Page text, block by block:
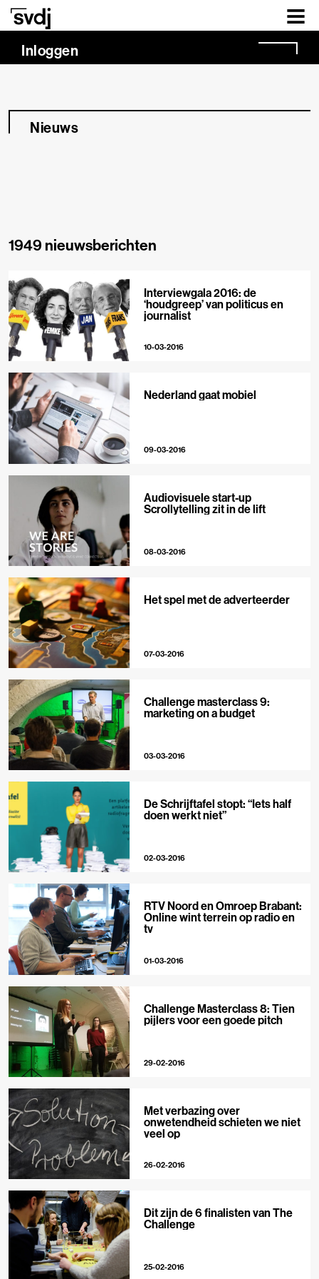
Naar hoofdinhoud
Inloggen
Nieuws
1949 nieuwsberichten
Interviewgala 2016: de
‘houdgreep’ van politicus en
journalist
10-03-2016
Nederland gaat mobiel
09-03-2016
Audiovisuele start-up
Scrollytelling zit in de lift
08-03-2016
Het spel met de adverteerder
07-03-2016
Challenge masterclass 9:
marketing on a budget
03-03-2016
De Schrijftafel stopt: “Iets half
doen werkt niet”
02-03-2016
RTV Noord en Omroep Brabant:
Online wint terrein op radio en
tv
01-03-2016
Challenge Masterclass 8: Tien
pijlers voor een goede pitch
29-02-2016
Met verbazing over
onwetendheid schieten we niet
veel op
26-02-2016
Dit zijn de 6 finalisten van The
Challenge
25-02-2016